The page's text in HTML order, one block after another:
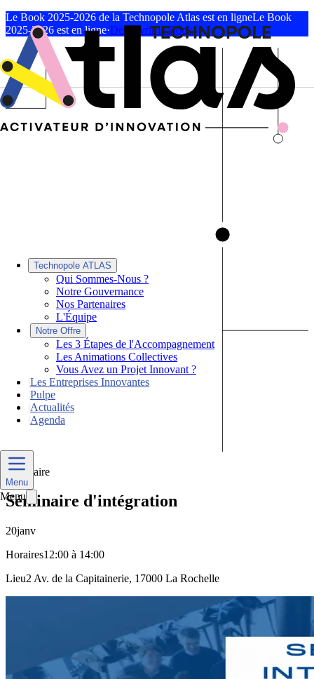
Le Book 2025-2026 de la Technopole Atlas est en ligneLe Book
2025-2026 est en ligne·Découvrir le Book
Technopole ATLAS
Qui Sommes-Nous ?
Notre Gouvernance
Nos Partenaires
L'Équipe
|
Notre Offre
Les 3 Étapes de l'Accompagnement
Les Animations Collectives
Vous Avez un Projet Innovant ?
|Les Entreprises Innovantes
|Pulpe
|Actualités
|Agenda
Menu
Menu
Séminaire
Séminaire d'intégration
20janv
Horaires12:00 à 14:00
Lieu2 Av. de la Capitainerie, 17000 La Rochelle